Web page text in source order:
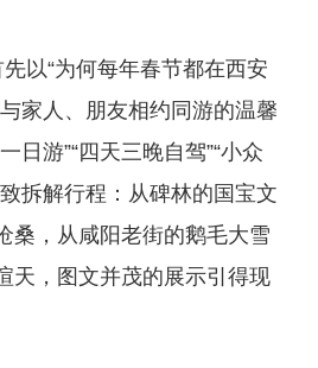
以“为何每年春节都在西安
家人、朋友相约同游的温馨
日游”“四天三晚自驾”“小众
拆解行程：从碑林的国宝文
桑，从咸阳老街的鹅毛大雪
天，图文并茂的展示引得现